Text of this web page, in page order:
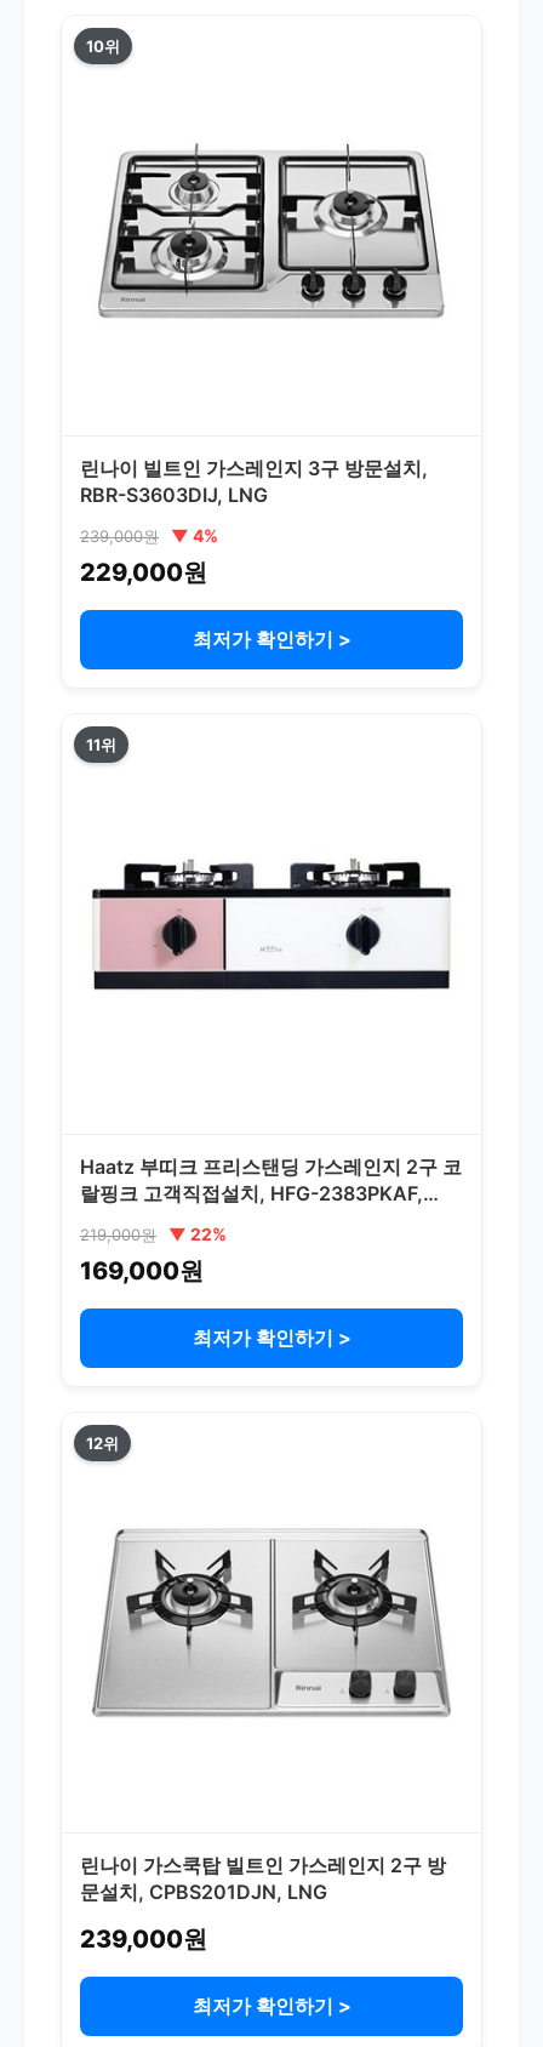
10위
린나이 빌트인 가스레인지 3구 방문설치,
RBR-S3603DIJ, LNG
239,000원 ▼ 4%
229,000원
최저가 확인하기 >
11위
Haatz 부띠크 프리스탠딩 가스레인지 2구 코
랄핑크 고객직접설치, HFG-2383PKAF,
219,000원 ▼ 22%
169,000원
최저가 확인하기 >
12위
린나이 가스쿡탑 빌트인 가스레인지 2구 방
문설치, CPBS201DJN, LNG
239,000원
최저가 확인하기 >